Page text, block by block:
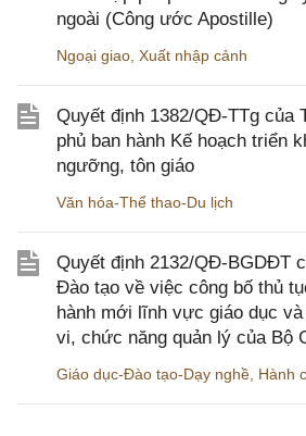
ngoài (Công ước Apostille)
Ngoại giao Xuất nhập cảnh
Quyết định 1382/QĐ-TTg của
phủ ban hành Kế hoạch triển
ngưỡng, tôn giáo
Văn hóa-Thể thao-Du lịch
Quyết định 2132/QĐ-BGDĐT
Đào tạo về việc công bố thủ
hành mới lĩnh vực giáo dục
vi, chức năng quản lý của Bộ
Giáo dục-Đào tạo-Dạy nghề Hành